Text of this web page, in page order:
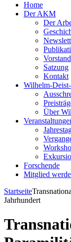
Home
Der AKM
Der
Vorstand
Satzung
Kontakt
Wilhelm-
Über
Forschende
Mitglied
Startseite
Jahrhundert